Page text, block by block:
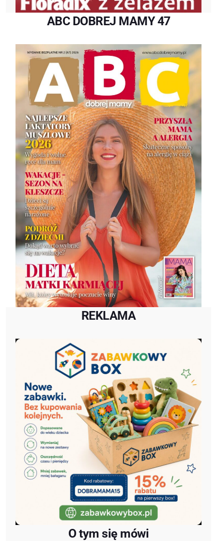
ABC DOBREJ MAMY 47
REKLAMA
O tym się mówi